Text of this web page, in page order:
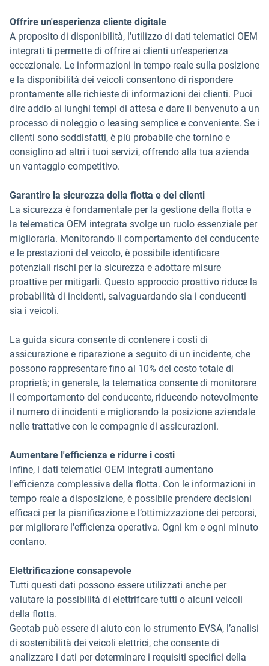
Offrire un'esperienza cliente digitale
A proposito di disponibilità, l'utilizzo di dati telematici OEM
integrati ti permette di offrire ai clienti un'esperienza
eccezionale. Le informazioni in tempo reale sulla posizione
e la disponibilità dei veicoli consentono di rispondere
prontamente alle richieste di informazioni dei clienti. Puoi
dire addio ai lunghi tempi di attesa e dare il benvenuto a un
processo di noleggio o leasing semplice e conveniente. Se i
clienti sono soddisfatti, è più probabile che tornino e
consiglino ad altri i tuoi servizi, offrendo alla tua azienda
un vantaggio competitivo.
Garantire la sicurezza della flotta e dei clienti
La sicurezza è fondamentale per la gestione della flotta e
la telematica OEM integrata svolge un ruolo essenziale per
migliorarla. Monitorando il comportamento del conducente
e le prestazioni del veicolo, è possibile identificare
potenziali rischi per la sicurezza e adottare misure
proattive per mitigarli. Questo approccio proattivo riduce la
probabilità di incidenti, salvaguardando sia i conducenti
sia i veicoli.
La guida sicura consente di contenere i costi di
assicurazione e riparazione a seguito di un incidente, che
possono rappresentare fino al 10% del costo totale di
proprietà; in generale, la telematica consente di monitorare
il comportamento del conducente, riducendo notevolmente
il numero di incidenti e migliorando la posizione aziendale
nelle trattative con le compagnie di assicurazioni.
Aumentare l'efficienza e ridurre i costi
Infine, i dati telematici OEM integrati aumentano
l'efficienza complessiva della flotta. Con le informazioni in
tempo reale a disposizione, è possibile prendere decisioni
efficaci per la pianificazione e l’ottimizzazione dei percorsi,
per migliorare l'efficienza operativa. Ogni km e ogni minuto
contano.
Elettrificazione consapevole
Tutti questi dati possono essere utilizzati anche per
valutare la possibilità di elettrifcare tutti o alcuni veicoli
della flotta.
Geotab può essere di aiuto con lo strumento EVSA, l’analisi
di sostenibilità dei veicoli elettrici, che consente di
analizzare i dati per determinare i requisiti specifici della